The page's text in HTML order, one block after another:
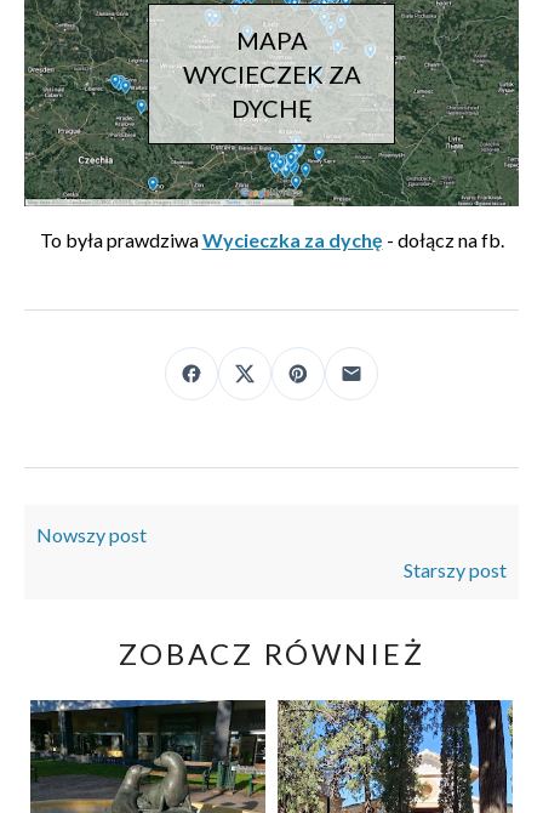
MAPA
WYCIECZEK ZA
DYCHĘ
To była prawdziwaWycieczka za dychę - dołącz na fb.
Nowszy post
Starszy post
ZOBACZ RÓWNIEŻ